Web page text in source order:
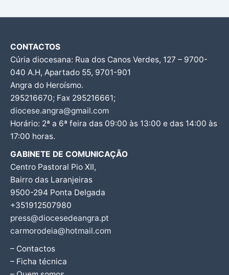
CONTACTOS
Cúria diocesana: Rua dos Canos Verdes, 127 – 9700-
040 A.H, Apartado 55, 9701-901
Angra do Heroísmo.
295216670; Fax 295216661;
diocese.angra@gmail.com
Horário: 2ª a 6ª feira das 09:00 às 13:00 e das 14:00 às
17:00 horas.
GABINETE DE COMUNICAÇÃO
Centro Pastoral Pio XII,
Bairro das Laranjeiras
9500-294 Ponta Delgada
+351912507980
press@diocesedeangra.pt
carmorodeia@hotmail.com
– Contactos
– Ficha técnica